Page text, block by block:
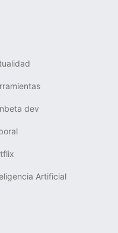
dev
Artificial